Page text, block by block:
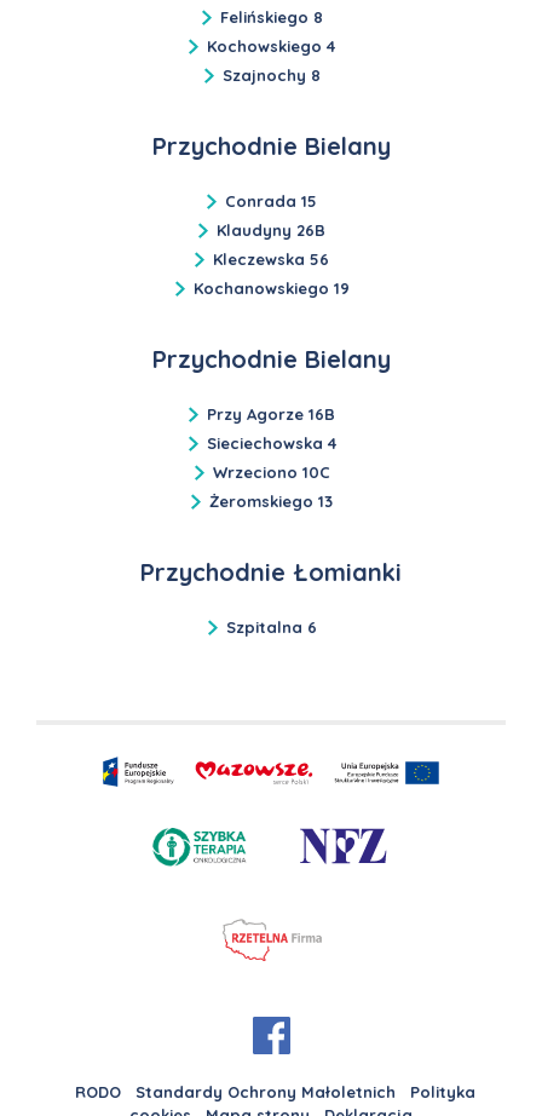
Felińskiego 8
Kochowskiego 4
Szajnochy 8
Przychodnie Bielany
Conrada 15
Klaudyny 26B
Kleczewska 56
Kochanowskiego 19
Przychodnie Bielany
Przy Agorze 16B
Sieciechowska 4
Wrzeciono 10C
Żeromskiego 13
Przychodnie Łomianki
Szpitalna 6
RODO Standardy Ochrony Małoletnich
Polityka